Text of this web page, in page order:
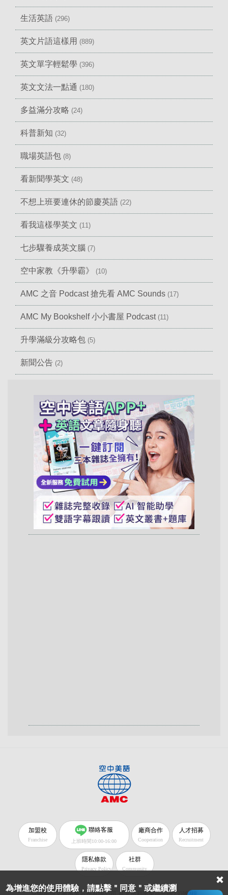
生活英語 (296)
英文片語這樣用 (889)
英文單字輕鬆學 (396)
英文文法一點通 (180)
多益滿分攻略 (24)
科普新知 (32)
職場英語包 (8)
看新聞學英文 (48)
不想上班要連休的節慶英語 (22)
看我這樣學英文 (11)
七步驟養成英文腦 (7)
空中家教《升學霸》 (10)
AMC 之音 Podcast 搶先看 AMC Sounds (17)
AMC My Bookshelf 小小書屋 Podcast (11)
升學滿級分攻略包 (5)
新聞公告 (2)
加盟校
Franchise
聯絡客服
上班時間10:00-16:00
廠商合作
Cooperation
人才招募
Recruitment
隱私條款
Privacy Policy
社群
Community
為增進您的使用體驗，請點擊＂同意＂或繼續瀏